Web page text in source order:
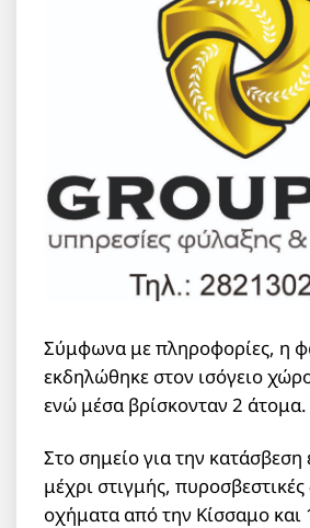
Σύμφωνα με πληροφορίες, η
εκδηλώθηκε στον ισόγειο
ενώ μέσα βρίσκονταν 2 άτομα.
Στο σημείο για την κατάσβεση
μέχρι στιγμής,
οχήματα από την Κίσσαμο και